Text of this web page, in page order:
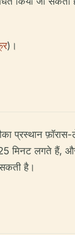
)।
प्रस्थान
मिनट लगते हैं,
है।